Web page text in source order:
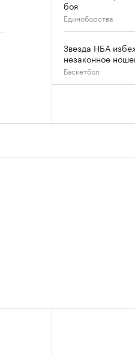
боя
Единоборства
Звезда НБА
незаконное
Баскетбол